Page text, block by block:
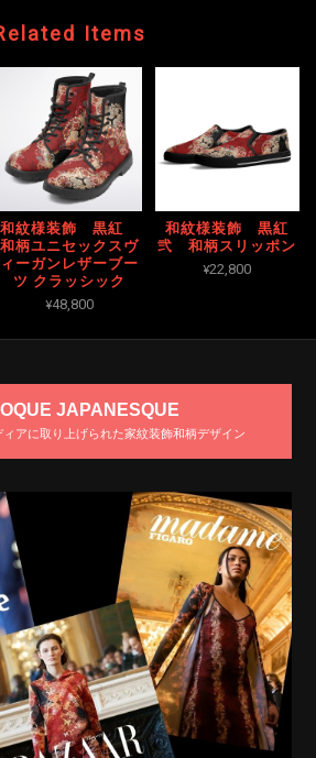
Items
和紋様装飾 黒紅
和柄ユニセックスヴ
ィーガンレザーブー
ツ クラッシック
¥48,800
和紋様装飾 黒紅
弐 和柄スリッポン
¥22,800
JAPANESQUE
アに取り上げられた家紋装飾和柄デザイン